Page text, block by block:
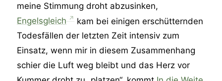
meine Stimmung droht abzusinken,
Engelsgleich
kam bei einigen erschütternden
Todesfällen der letzten Zeit intensiv zum
Einsatz, wenn mir in diesem Zusammenhang
schier die Luft weg bleibt und das Herz vor